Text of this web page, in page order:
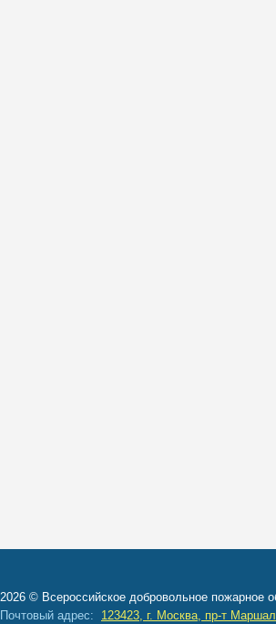
2026 © Всероссийское добровольное пожарное
Почтовый адрес:
123423, г. Москва, пр-т